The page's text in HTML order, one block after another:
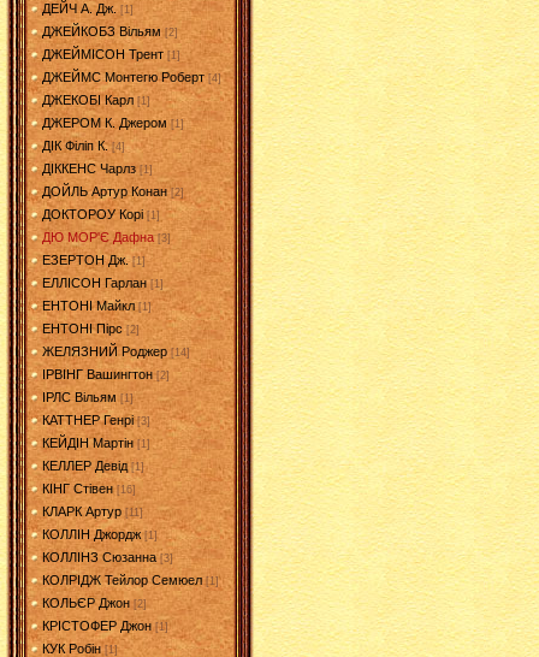
ДЕЙЧ А. Дж. [1]
ДЖЕЙКОБЗ Вільям [2]
ДЖЕЙМІСОН Трент [1]
ДЖЕЙМС Монтегю Роберт [4]
ДЖЕКОБІ Карл [1]
ДЖЕРОМ К. Джером [1]
ДІК Філіп К. [4]
ДІККЕНС Чарлз [1]
ДОЙЛЬ Артур Конан [2]
ДОКТОРОУ Корі [1]
ДЮ МОР'Є Дафна [3]
ЕЗЕРТОН Дж. [1]
ЕЛЛІСОН Гарлан [1]
ЕНТОНІ Майкл [1]
ЕНТОНІ Пірс [2]
ЖЕЛЯЗНИЙ Роджер [14]
ІРВІНГ Вашингтон [2]
ІРЛС Вільям [1]
КАТТНЕР Генрі [3]
КЕЙДІН Мартін [1]
КЕЛЛЕР Девід [1]
КІНГ Стівен [16]
КЛАРК Артур [11]
КОЛЛІН Джордж [1]
КОЛЛІНЗ Сюзанна [3]
КОЛРІДЖ Тейлор Семюел [1]
КОЛЬЄР Джон [2]
КРІСТОФЕР Джон [1]
КУК Робін [1]